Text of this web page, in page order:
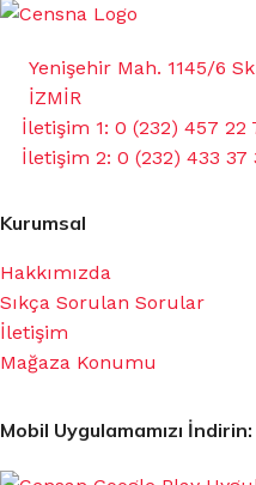
Yenişehir Mah. 1145/6
İZMİR
İletişim 1: 0 (232) 457 22
İletişim 2: 0 (232) 433 37
Kurumsal
Hakkımızda
Sıkça Sorulan Sorular
İletişim
Mağaza Konumu
Mobil Uygulamamızı İndirin: